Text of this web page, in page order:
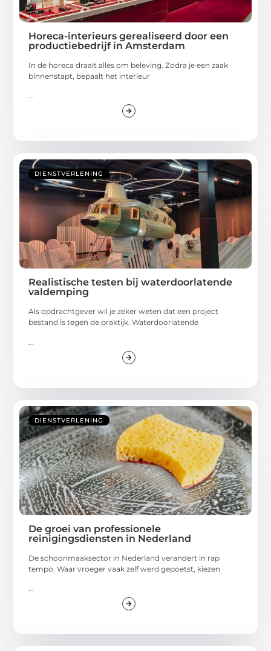
Horeca-interieurs gerealiseerd door een
productiebedrijf in Amsterdam
In de horeca draait alles om beleving. Zodra je een zaak
binnenstapt, bepaalt het interieur
...
DIENSTVERLENING
Realistische testen bij waterdoorlatende
valdemping
Als opdrachtgever wil je zeker weten dat een project
bestand is tegen de praktijk. Waterdoorlatende
DIENSTVERLENING
De groei van professionele
reinigingsdiensten in Nederland
De schoonmaaksector in Nederland verandert in rap
tempo. Waar vroeger vaak zelf werd gepoetst, kiezen
...